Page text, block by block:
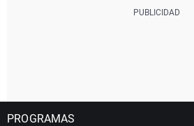
PROGRAMAS